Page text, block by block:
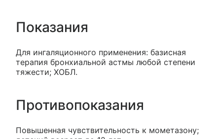
Показания
Для ингаляционного применения: базисная
терапия бронхиальной астмы любой степени
тяжести; ХОБЛ.
Противопоказания
Повышенная чувствительность к мометазону;